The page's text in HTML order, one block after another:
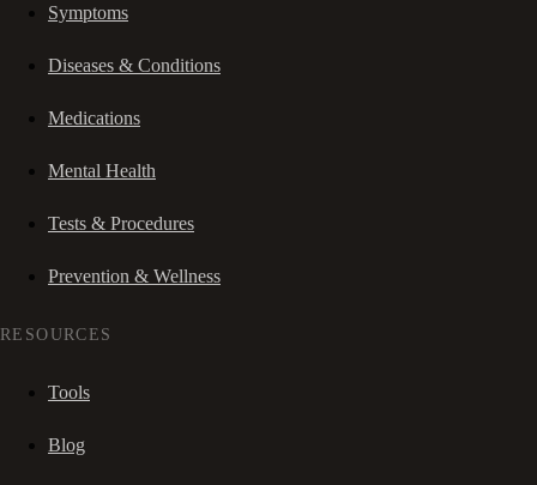
Symptoms
Diseases & Conditions
Medications
Mental Health
Tests & Procedures
Prevention & Wellness
RESOURCES
Tools
Blog